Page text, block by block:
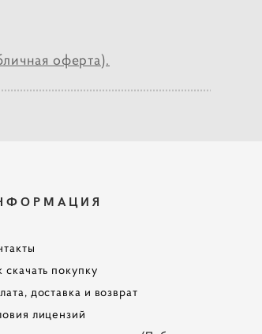
оферта).
скачать покупку
доставка и возврат
лицензий